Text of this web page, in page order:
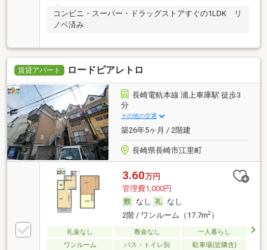
コンビニ・スーパー・ドラッグストアすぐの1LDK リ
ノベ済み
賃貸アパート ロードピアレトロ
長崎電軌本線 浦上車庫駅 徒歩3
分
その他の交通
築26年5ヶ月 / 2階建
長崎県長崎市江里町
3.60万円
管理費1,000円
なし
なし
2階 / ワンルーム（17.7m2）
礼金なし 敷金なし
一人暮らし
ワンルーム
バス・トイレ別 駐車場(近隣含)